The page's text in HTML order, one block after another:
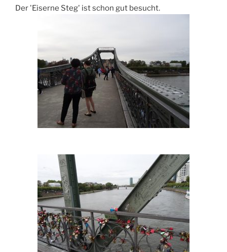
Der 'Eiserne Steg' ist schon gut besucht.